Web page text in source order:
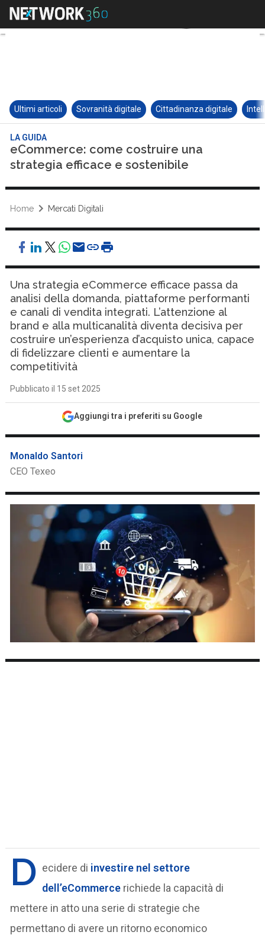
Ultimi articoli Sovranità digitale Cittadinanza digitale
LA GUIDA
eCommerce: come costruire una
strategia efficace e sostenibile
Home Mercati Digitali
Una strategia eCommerce efficace passa da
analisi della domanda, piattaforme performanti
e canali di vendita integrati. L’attenzione al
brand e alla multicanalità diventa decisiva per
costruire un’esperienza d’acquisto unica, capace
di fidelizzare clienti e aumentare la
competitività
Pubblicato il 15 set 2025
Aggiungi tra i preferiti su Google
Monaldo Santori
CEO Texeo
D ecidere di investire nel settore
dell’eCommerce richiede la capacità di
mettere in atto una serie di strategie che
permettano di avere un ritorno economico